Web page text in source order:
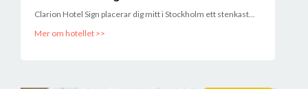
Clarion Hotel Sign placerar dig mitt i Stockholm ett stenkast...
Mer om hotellet >>